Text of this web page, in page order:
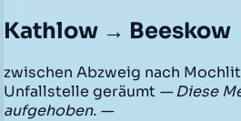
Kathlow → Beeskow
zwischen Abzweig nach
Unfallstelle geräumt — Diese
aufgehoben. —